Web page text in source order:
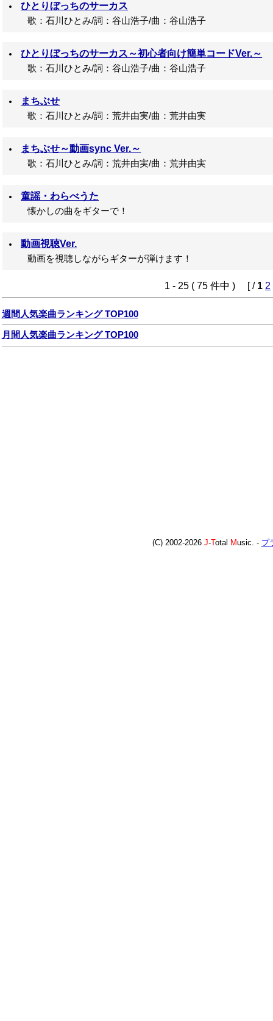
ひとりぼっちのサーカス
歌：石川ひとみ/詞：谷山浩子/曲：谷山浩子
ひとりぼっちのサーカス～初心者向け簡単コードVer.～
歌：石川ひとみ/詞：谷山浩子/曲：谷山浩子
まちぶせ
歌：石川ひとみ/詞：荒井由実/曲：荒井由実
まちぶせ～動画sync Ver.～
歌：石川ひとみ/詞：荒井由実/曲：荒井由実
童謡・わらべうた
懐かしの曲をギターで！
動画視聴Ver.
動画を視聴しながらギターが弾けます！
1 - 25 ( 75 件中 ) [ / 1 2
週間人気楽曲ランキング TOP100
月間人気楽曲ランキング TOP100